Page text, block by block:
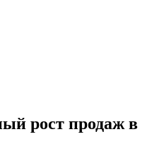
рост продаж в